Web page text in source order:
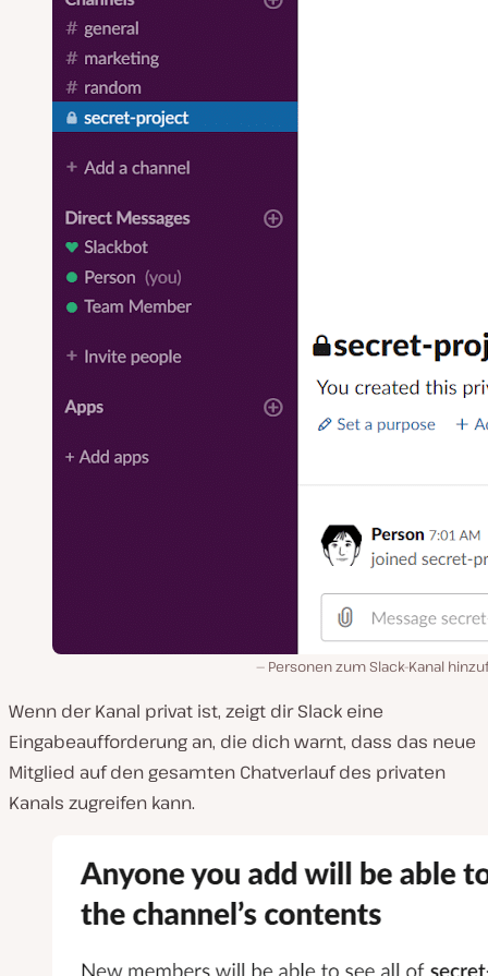
Personen zum Slack-Kanal
Wenn der Kanal privat ist, zeigt dir Slack eine
Eingabeaufforderung an, die dich warnt, dass das neue
Mitglied auf den gesamten Chatverlauf des privaten
Kanals zugreifen kann.